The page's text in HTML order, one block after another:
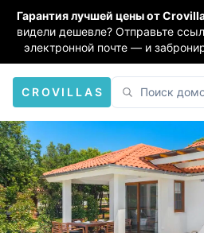
Гарантия лучшей цены от
видели дешевле? Отправьте
электронной почте — и
CROVILLAS